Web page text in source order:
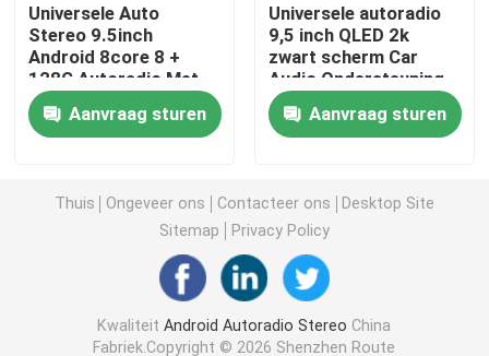
OEM autoradio
Carplayai doos
auto videointerface
De Nok DVR van het autostreepje
360 panoramische autocamera
Universele Auto
Stereo 9.5inch
Android 8core 8 +
128G Autoradio Met
Wifi Bluetooth 4G DSP
draadloze Carplay
Aanvraag sturen
Universele autoradio
9,5 inch QLED 2k
zwart scherm Car
Audio Ondersteuning
ingebouwde 360 ​​
panoramacamera
Aanvraag sturen
Thuis Ongeveer ons Contacteer ons
Desktop Site
Sitemap
Privacy Policy
KwaliteitAndroid Autoradio Stereo China
Fabriek.Copyright © 2026 Shenzhen Route